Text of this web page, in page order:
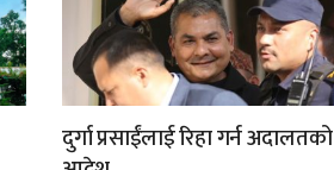
दुर्गा प्रसाईंलाई रिहा गर्न अदालतको